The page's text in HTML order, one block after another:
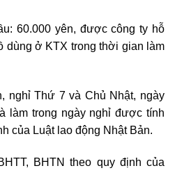
60.000 yên, được công ty hỗ
dùng ở KTX trong thời gian làm
nghỉ Thứ 7 và Chủ Nhật, ngày
làm trong ngày nghỉ được tính
của Luật lao động Nhật Bản.
BHTN theo quy định của